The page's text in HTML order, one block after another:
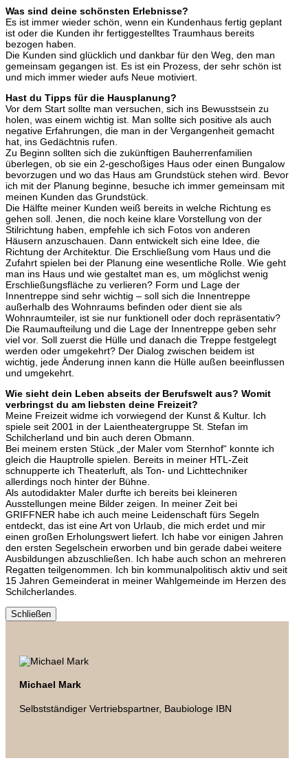
Was sind deine schönsten Erlebnisse?
Es ist immer wieder schön, wenn ein Kundenhaus fertig geplant
ist oder die Kunden ihr fertiggestelltes Traumhaus bereits
bezogen haben.
Die Kunden sind glücklich und dankbar für den Weg, den man
gemeinsam gegangen ist. Es ist ein Prozess, der sehr schön ist
und mich immer wieder aufs Neue motiviert.
Hast du Tipps für die Hausplanung?
Vor dem Start sollte man versuchen, sich ins Bewusstsein zu
holen, was einem wichtig ist. Man sollte sich positive als auch
negative Erfahrungen, die man in der Vergangenheit gemacht
hat, ins Gedächtnis rufen.
Zu Beginn sollten sich die zukünftigen Bauherrenfamilien
überlegen, ob sie ein 2-geschoßiges Haus oder einen Bungalow
bevorzugen und wo das Haus am Grundstück stehen wird. Bevor
ich mit der Planung beginne, besuche ich immer gemeinsam mit
meinen Kunden das Grundstück.
Die Hälfte meiner Kunden weiß bereits in welche Richtung es
gehen soll. Jenen, die noch keine klare Vorstellung von der
Stilrichtung haben, empfehle ich sich Fotos von anderen
Häusern anzuschauen. Dann entwickelt sich eine Idee, die
Richtung der Architektur. Die Erschließung vom Haus und die
Zufahrt spielen bei der Planung eine wesentliche Rolle. Wie geht
man ins Haus und wie gestaltet man es, um möglichst wenig
Erschließungsfläche zu verlieren? Form und Lage der
Innentreppe sind sehr wichtig – soll sich die Innentreppe
außerhalb des Wohnraums befinden oder dient sie als
Wohnraumteiler, ist sie nur funktionell oder doch repräsentativ?
Die Raumaufteilung und die Lage der Innentreppe geben sehr
viel vor. Soll zuerst die Hülle und danach die Treppe festgelegt
werden oder umgekehrt? Der Dialog zwischen beidem ist
wichtig, jede Änderung innen kann die Hülle außen beeinflussen
und umgekehrt.
Wie sieht dein Leben abseits der Berufswelt aus? Womit
verbringst du am liebsten deine Freizeit?
Meine Freizeit widme ich vorwiegend der Kunst & Kultur. Ich
spiele seit 2001 in der Laientheatergruppe St. Stefan im
Schilcherland und bin auch deren Obmann.
Bei meinem ersten Stück „der Maler vom Sternhof“ konnte ich
gleich die Hauptrolle spielen. Bereits in meiner HTL-Zeit
schnupperte ich Theaterluft, als Ton- und Lichttechniker
allerdings noch hinter der Bühne.
Als autodidakter Maler durfte ich bereits bei kleineren
Ausstellungen meine Bilder zeigen. In meiner Zeit bei
GRIFFNER habe ich auch meine Leidenschaft fürs Segeln
entdeckt, das ist eine Art von Urlaub, die mich erdet und mir
einen großen Erholungswert liefert. Ich habe vor einigen Jahren
den ersten Segelschein erworben und bin gerade dabei weitere
Ausbildungen abzuschließen. Ich habe auch schon an mehreren
Regatten teilgenommen. Ich bin kommunalpolitisch aktiv und seit
15 Jahren Gemeinderat in meiner Wahlgemeinde im Herzen des
Schilcherlandes.
Schließen
Michael Mark
Selbstständiger Vertriebspartner, Baubiologe IBN